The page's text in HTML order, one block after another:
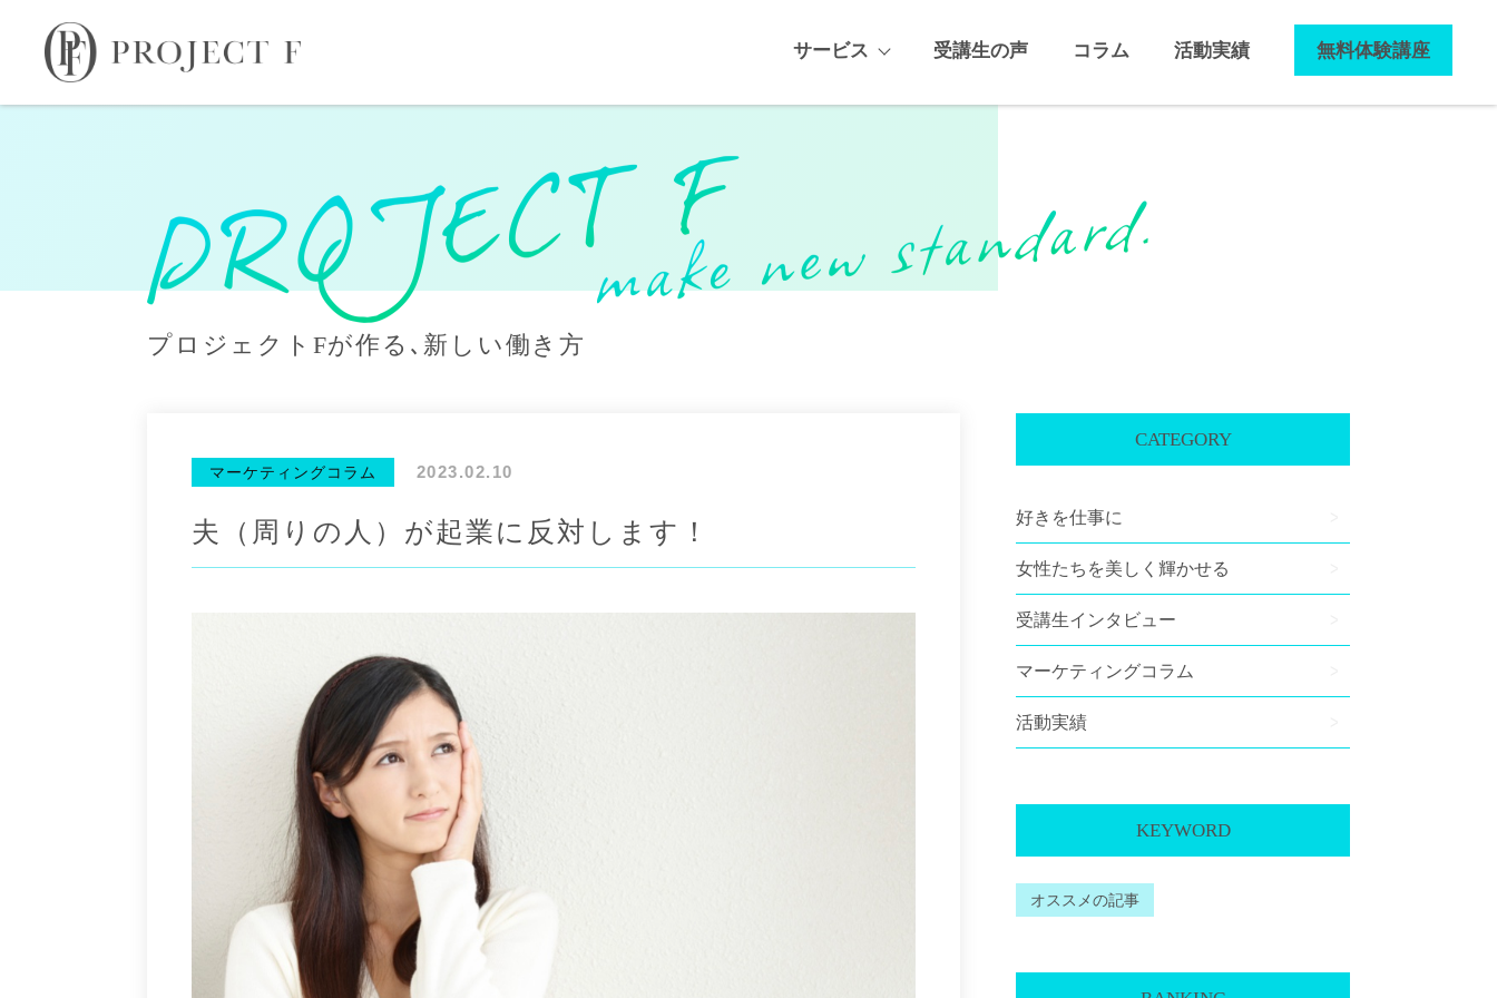
サービス 受講生の声 コラム 活動実績 無料体験講座
プロジェクトFが作る､新しい働き方
マーケティングコラム 2023.02.10
夫（周りの人）が起業に反対します！
CATEGORY
好きを仕事に
女性たちを美しく輝かせる
受講生インタビュー
マーケティングコラム
活動実績
KEYWORD
オススメの記事